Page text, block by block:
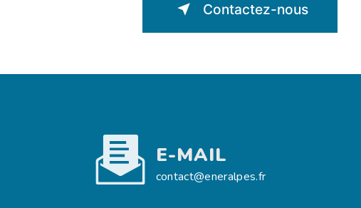
Contactez-nous
E-MAIL
contact@eneralpes.fr